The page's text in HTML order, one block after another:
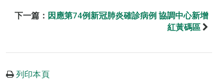
下一篇： 因應第74例新冠肺炎確診病例 協調中心新增
紅黃碼區
列印本頁